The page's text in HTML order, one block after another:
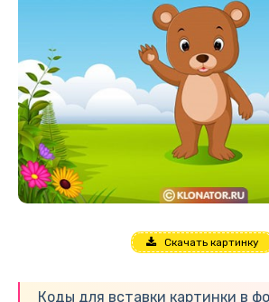
Скачать картинку
Коды для вставки картинки в